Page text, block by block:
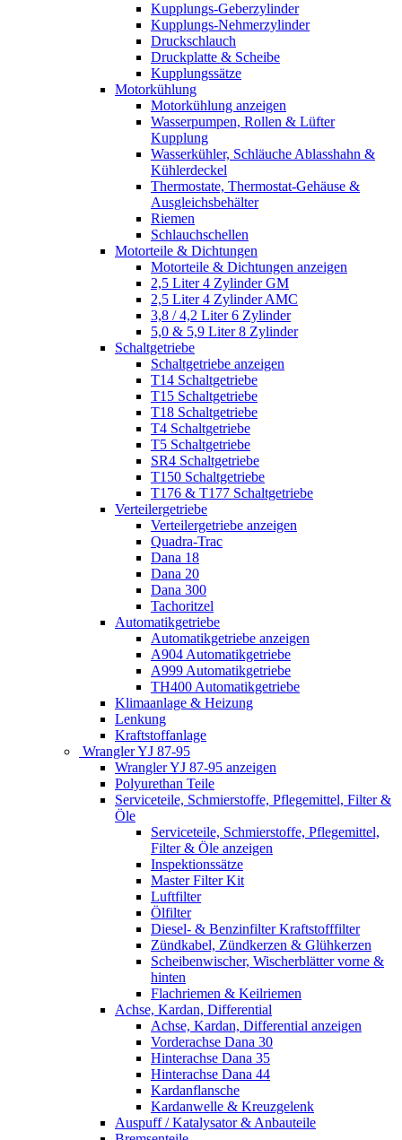
Kupplungs-Geberzylinder
Kupplungs-Nehmerzylinder
Druckschlauch
Druckplatte & Scheibe
Kupplungssätze
Motorkühlung
Motorkühlung anzeigen
Wasserpumpen, Rollen & Lüfter
Kupplung
Wasserkühler, Schläuche Ablasshahn &
Kühlerdeckel
Thermostate, Thermostat-Gehäuse &
Ausgleichsbehälter
Riemen
Schlauchschellen
Motorteile & Dichtungen
Motorteile & Dichtungen anzeigen
2,5 Liter 4 Zylinder GM
2,5 Liter 4 Zylinder AMC
3,8 / 4,2 Liter 6 Zylinder
5,0 & 5,9 Liter 8 Zylinder
Schaltgetriebe
Schaltgetriebe anzeigen
T14 Schaltgetriebe
T15 Schaltgetriebe
T18 Schaltgetriebe
T4 Schaltgetriebe
T5 Schaltgetriebe
SR4 Schaltgetriebe
T150 Schaltgetriebe
T176 & T177 Schaltgetriebe
Verteilergetriebe
Verteilergetriebe anzeigen
Quadra-Trac
Dana 18
Dana 20
Dana 300
Tachoritzel
Automatikgetriebe
Automatikgetriebe anzeigen
A904 Automatikgetriebe
A999 Automatikgetriebe
TH400 Automatikgetriebe
Klimaanlage & Heizung
Lenkung
Kraftstoffanlage
Wrangler YJ 87-95
Wrangler YJ 87-95 anzeigen
Polyurethan Teile
Serviceteile, Schmierstoffe, Pflegemittel, Filter &
Öle
Serviceteile, Schmierstoffe, Pflegemittel,
Filter & Öle anzeigen
Inspektionssätze
Master Filter Kit
Luftfilter
Ölfilter
Diesel- & Benzinfilter Kraftstofffilter
Zündkabel, Zündkerzen & Glühkerzen
Scheibenwischer, Wischerblätter vorne &
hinten
Flachriemen & Keilriemen
Achse, Kardan, Differential
Achse, Kardan, Differential anzeigen
Vorderachse Dana 30
Hinterachse Dana 35
Hinterachse Dana 44
Kardanflansche
Kardanwelle & Kreuzgelenk
Auspuff / Katalysator & Anbauteile